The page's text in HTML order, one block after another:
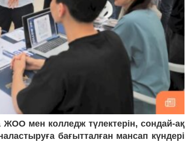
мен колледж түлектерін, сондай-ақ
бағытталған мансап күндері